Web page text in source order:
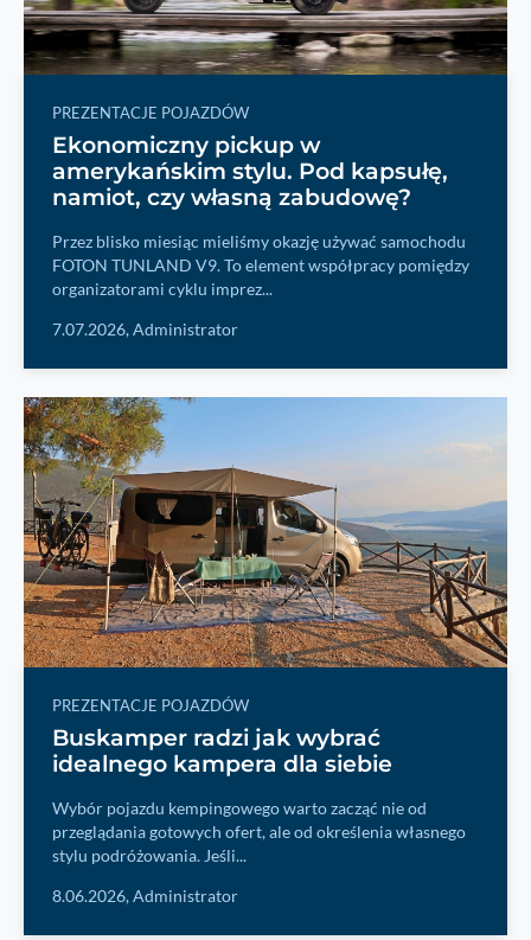
PREZENTACJE POJAZDÓW
Ekonomiczny pickup w
amerykańskim stylu. Pod kapsułę,
namiot, czy własną zabudowę?
Przez blisko miesiąc mieliśmy okazję używać samochodu
FOTON TUNLAND V9. To element współpracy pomiędzy
organizatorami cyklu imprez...
7.07.2026,Administrator
PREZENTACJE POJAZDÓW
Buskamper radzi jak wybrać
idealnego kampera dla siebie
Wybór pojazdu kempingowego warto zacząć nie od
przeglądania gotowych ofert, ale od określenia własnego
stylu podróżowania. Jeśli...
8.06.2026,Administrator